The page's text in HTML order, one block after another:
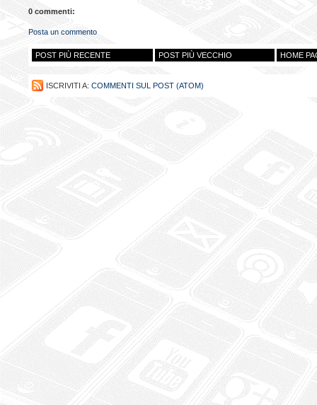
0 commenti:
Posta un commento
POST PIÙ RECENTE POST PIÙ VECCHIO HOME
ISCRIVITI A: COMMENTI SUL POST (ATOM)